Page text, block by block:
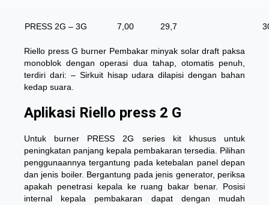
PRESS 2G – 3G 7,00 29,7
Riello press G burner Pembakar minyak solar draft paksa
monoblok dengan operasi dua tahap, otomatis penuh,
terdiri dari: – Sirkuit hisap udara dilapisi dengan bahan
kedap suara.
Aplikasi Riello press 2 G
Untuk burner PRESS 2G series kit khusus untuk
peningkatan panjang kepala pembakaran tersedia. Pilihan
penggunaannya tergantung pada ketebalan panel depan
dan jenis boiler. Bergantung pada jenis generator, periksa
apakah penetrasi kepala ke ruang bakar benar. Posisi
internal kepala pembakaran dapat dengan mudah